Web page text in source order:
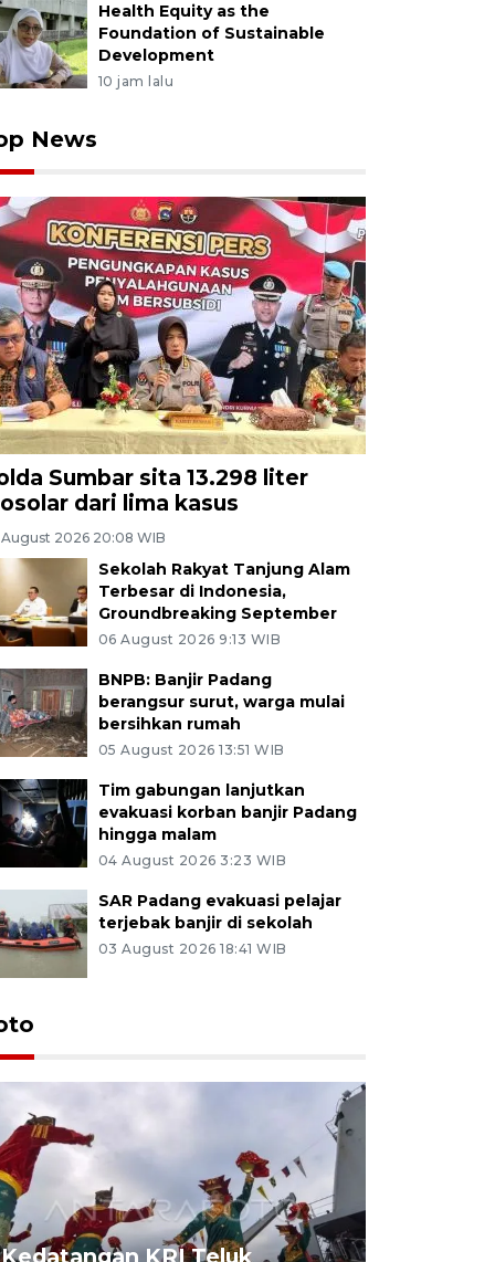
Health Equity as the
Foundation of Sustainable
Development
10 jam lalu
News
Sumbar sita 13.298 liter
dari lima kasus
2026 20:08 WIB
Sekolah Rakyat Tanjung Alam
Terbesar di Indonesia,
Groundbreaking September
06 August 2026 9:13 WIB
BNPB: Banjir Padang
berangsur surut, warga mulai
bersihkan rumah
05 August 2026 13:51 WIB
Tim gabungan lanjutkan
evakuasi korban banjir Padang
hingga malam
04 August 2026 3:23 WIB
SAR Padang evakuasi pelajar
terjebak banjir di sekolah
03 August 2026 18:41 WIB